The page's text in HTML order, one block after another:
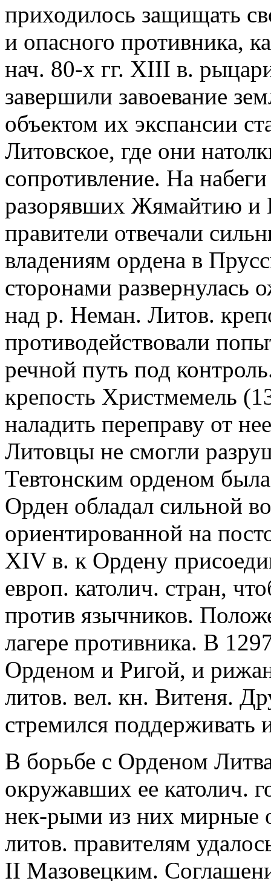
приходилось защищать
и опасного противника,
нач. 80-х гг. XIII в.
завершили завоевание
объектом их экспансии
Литовское, где они
сопротивление. На
разорявших Жямайтию и
правители отвечали
владениям ордена в
сторонами развернулась
над р. Неман. Литов.
противодействовали
речной путь под
крепость Христмемель
наладить переправу от
Литовцы не смогли
Тевтонским орденом
Орден обладал сильной
ориентированной на
XIV в. к Ордену
европ. католич. стран,
против язычников.
лагере противника. В
Орденом и Ригой, и
литов. вел. кн. Витеня.
стремился поддерживать
В борьбе с Орденом
окружавших ее католич.
нек-рыми из них мирные
литов. правителям
II Мазовецким.